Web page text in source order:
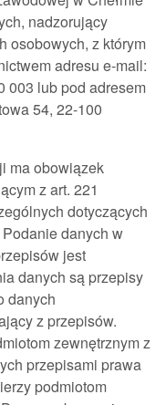
nadzorujący
osobowych, z którym
adresu e-mail:
003 lub pod adresem
54, 22-100
ma obowiązek
z art. 221
dotyczących
danych w
jest
danych są przepisy
danych
z przepisów.
zewnętrznym z
przepisami prawa
podmiotom